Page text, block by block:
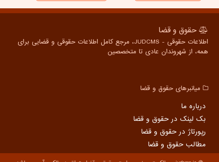
حقوق و قضا
اطلاعات حقوقی - JUDCMS، مرجع کامل اطلاعات حقوقی و قضایی برای
همه، از شهروندان عادی تا متخصصین
میانبرهای حقوق و قضا
درباره ما
بک لینک در حقوق و قضا
رپورتاژ در حقوق و قضا
مطالب حقوق و قضا